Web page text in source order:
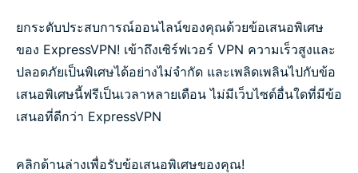
ยกระดับประสบการณ์ออนไลน์ของคุณด้วยข้อเสนอพิเศษ
ของ ExpressVPN! เข้าถึงเซิร์ฟเวอร์ VPN ความเร็วสูงและ
ปลอดภัยเป็นพิเศษได้อย่างไม่จำกัด และเพลิดเพลินไปกับข้อ
เสนอพิเศษนี้ฟรีเป็นเวลาหลายเดือน ไม่มีเว็บไซต์อื่นใดที่มีข้อ
เสนอที่ดีกว่า ExpressVPN
คลิกด้านล่างเพื่อรับข้อเสนอพิเศษของคุณ!